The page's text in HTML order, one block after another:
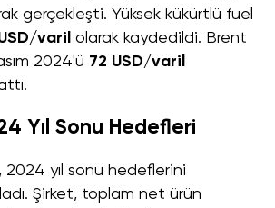
gerçekleşti. Yüksek kükürtlü fuel
varil olarak kaydedildi. Brent
2024'ü 72 USD/varil
Yıl Sonu Hedefleri
yıl sonu hedeflerini
Şirket, toplam net ürün